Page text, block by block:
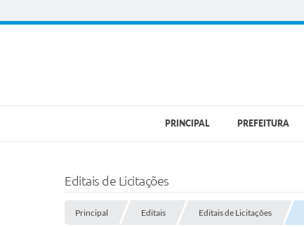
PRINCIPAL PREFEITURA
Editais de Licitações
Principal Editais Editais de Licitações